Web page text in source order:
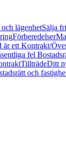
lägenhetSälja
Förberedelser
är ett Kontrakt/
fel
TillträdeDitt
och